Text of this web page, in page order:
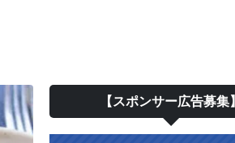
【スポンサー広告募集】